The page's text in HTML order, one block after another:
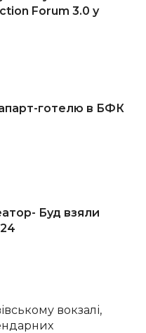
Forum 3.0 у
апарт-готелю в БФК
Буд взяли
вокзалі,